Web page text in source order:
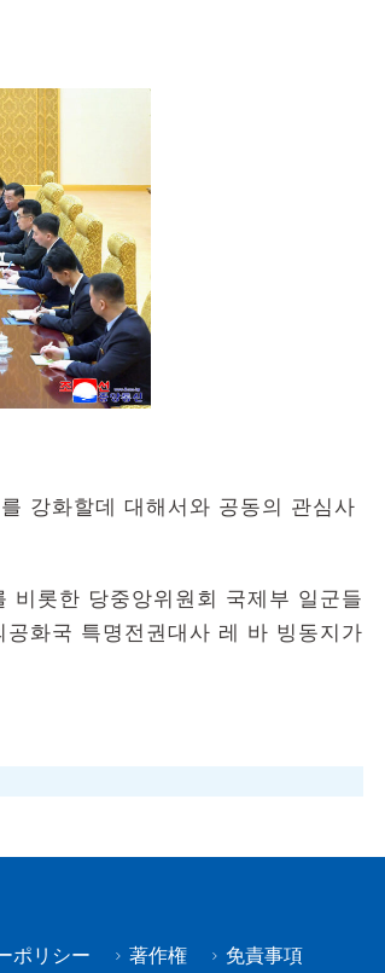
강화할데 대해서와 공동의 관심사
비롯한 당중앙위원회 국제부 일군들
화국 특명전권대사 레 바 빙동지가
ポリシー 著作権 免責事項